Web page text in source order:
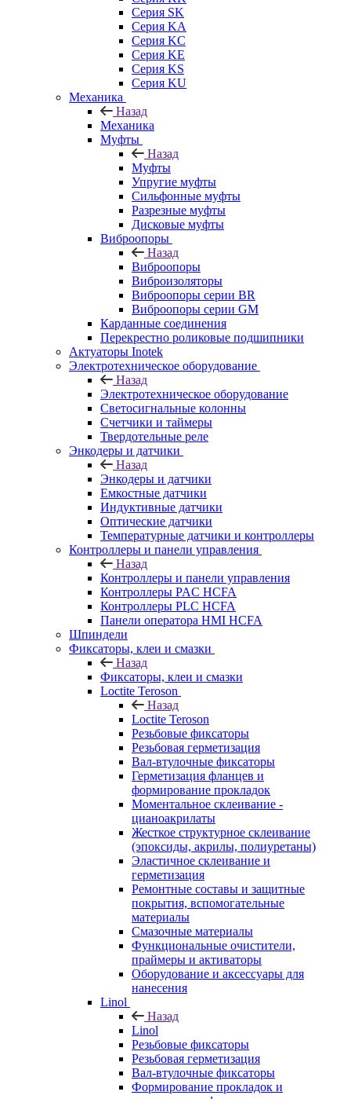
Серия SK
Серия KA
Серия KC
Серия KE
Серия KS
Серия KU
Механика
Назад
Механика
Муфты
Назад
Муфты
Упругие муфты
Сильфонные муфты
Разрезные муфты
Дисковые муфты
Виброопоры
Назад
Виброопоры
Виброизоляторы
Виброопоры серии BR
Виброопоры серии GM
Карданные соединения
Перекрестно роликовые подшипники
Актуаторы Inotek
Электротехническое оборудование
Назад
Электротехническое оборудование
Светосигнальные колонны
Счетчики и таймеры
Твердотельные реле
Энкодеры и датчики
Назад
Энкодеры и датчики
Емкостные датчики
Индуктивные датчики
Оптические датчики
Температурные датчики и контроллеры
Контроллеры и панели управления
Назад
Контроллеры и панели управления
Контроллеры PAC HCFA
Контроллеры PLC HCFA
Панели оператора HMI HCFA
Шпиндели
Фиксаторы, клеи и смазки
Назад
Фиксаторы, клеи и смазки
Loctite Teroson
Назад
Loctite Teroson
Резьбовые фиксаторы
Резьбовая герметизация
Вал-втулочные фиксаторы
Герметизация фланцев и
формирование прокладок
Моментальное склеивание -
цианоакрилаты
Жесткое структурное склеивание
(эпоксиды, акрилы, полиуретаны)
Эластичное склеивание и
герметизация
Ремонтные составы и защитные
покрытия, вспомогательные
материалы
Смазочные материалы
Функциональные очистители,
праймеры и активаторы
Оборудование и аксессуары для
нанесения
Linol
Назад
Linol
Резьбовые фиксаторы
Резьбовая герметизация
Вал-втулочные фиксаторы
Формирование прокладок и